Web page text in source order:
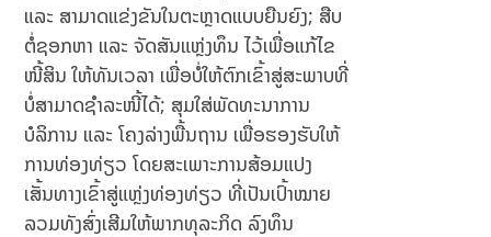
ແລະ ສາມາດແຂ່ງຂັນໃນຕະຫຼາດແບບຍືນຍົງ; ສືບ
ຕໍ່ຊອກຫາ ແລະ ຈັດສັນແຫຼ່ງທຶນ ໄວ້ເພື່ອແກ້ໄຂ
ໜີ້ສິນ ໃຫ້ທັນເວລາ ເພື່ອບໍ່ໃຫ້ຕົກເຂົ້າສູ່ສະພາບທີ່
ບໍ່ສາມາດຊຳລະໜີ້ໄດ້; ສຸມໃສ່ພັດທະນາການ
ບໍລິການ ແລະ ໂຄງລ່າງພື້ນຖານ ເພື່ອຮອງຮັບໃຫ້
ການທ່ອງທ່ຽວ ໂດຍສະເພາະການສ້ອມແປງ
ເສັ້ນທາງເຂົ້າສູ່ແຫຼ່ງທ່ອງທ່ຽວ ທີ່ເປັນເປົ້າໝາຍ
ລວມທັງສົ່ງເສີມໃຫ້ພາກທຸລະກິດ ລົງທຶນ